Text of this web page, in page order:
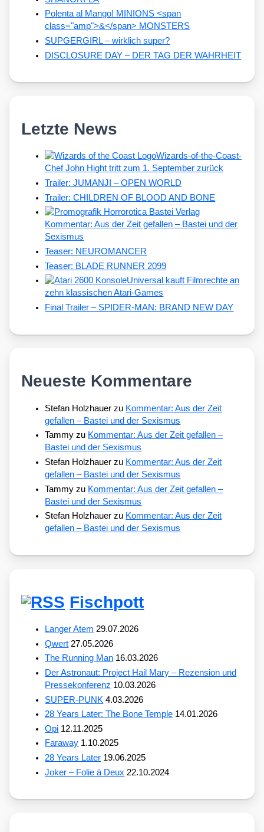
Polenta al Mango! MINIONS <span
class="amp">&</span> MONSTERS
SUPGERGIRL – wirklich super?
DISCLOSURE DAY – DER TAG DER WAHRHEIT
Letzte News
Wizards-of-the-Coast-
Chef John Hight tritt zum 1. September zurück
Trailer: JUMANJI – OPEN WORLD
Trailer: CHILDREN OF BLOOD AND BONE
Kommentar: Aus der Zeit gefallen – Bastei und der
Sexismus
Teaser: NEUROMANCER
Teaser: BLADE RUNNER 2099
Universal kauft Filmrechte an
zehn klassischen Atari-Games
Final Trailer – SPIDER-MAN: BRAND NEW DAY
Neueste Kommentare
Stefan Holzhauer zu Kommentar: Aus der Zeit
gefallen – Bastei und der Sexismus
Tammy zu Kommentar: Aus der Zeit gefallen –
Bastei und der Sexismus
Stefan Holzhauer zu Kommentar: Aus der Zeit
gefallen – Bastei und der Sexismus
Tammy zu Kommentar: Aus der Zeit gefallen –
Bastei und der Sexismus
Stefan Holzhauer zu Kommentar: Aus der Zeit
gefallen – Bastei und der Sexismus
Fischpott
Langer Atem 29.07.2026
Qwert 27.05.2026
The Running Man 16.03.2026
Der Astronaut: Project Hail Mary – Rezension und
Pressekonferenz 10.03.2026
SUPER-PUNK 4.03.2026
28 Years Later: The Bone Temple 14.01.2026
Opi 12.11.2025
Faraway 1.10.2025
28 Years Later 19.06.2025
Joker – Folie à Deux 22.10.2024